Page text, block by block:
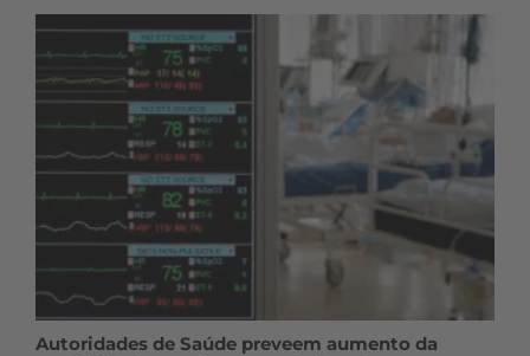
Autoridades de Saúde preveem aumento da